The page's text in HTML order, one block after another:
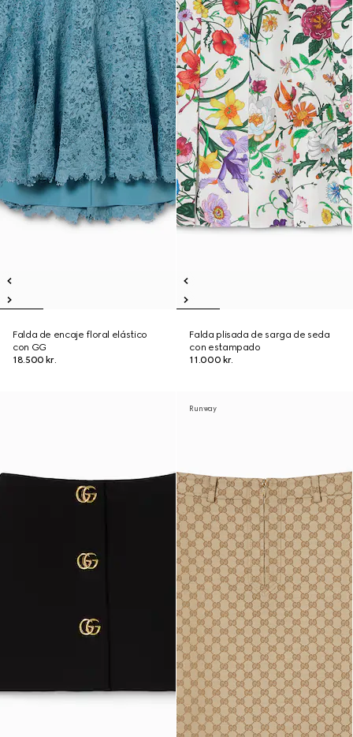
Falda de encaje floral elástico
con GG
18.500 kr.
Falda plisada de sarga de seda
con estampado
11.000 kr.
Runway